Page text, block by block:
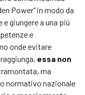
Power” in modo da
giungere a una più
e
onde evitare
essa non
ma
normativo nazionale